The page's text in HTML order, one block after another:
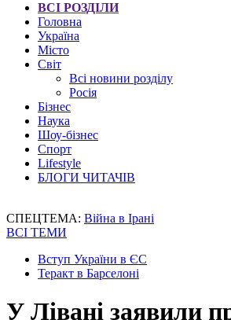
ВСІ РОЗДІЛИ
Головна
Україна
Місто
Світ
Всі новини розділу
Росія
Бізнес
Наука
Шоу-бізнес
Спорт
Lifestyle
БЛОГИ ЧИТАЧІВ
СПЕЦТЕМА: Війна в Ірані
ВСІ ТЕМИ
Вступ України в ЄС
Теракт в Барселоні
У Лівані заявили